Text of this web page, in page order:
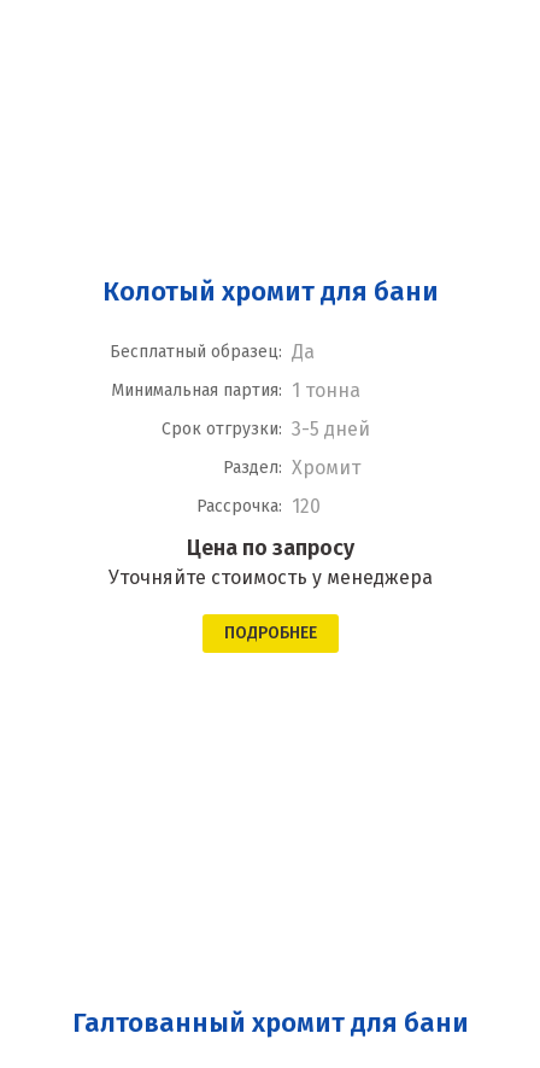
Колотый хромит для бани
Бесплатный образец: Да
Минимальная партия: 1 тонна
Срок отгрузки: 3-5 дней
Раздел: Хромит
Рассрочка: 120
Цена по запросу
Уточняйте стоимость у менеджера
ПОДРОБНЕЕ
Галтованный хромит для бани